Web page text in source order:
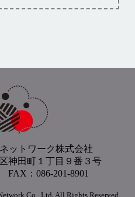
ットワーク株式会社
神田町１丁目９番３号
FAX：086-201-8901
Co., Ltd. All Rights Reserved.